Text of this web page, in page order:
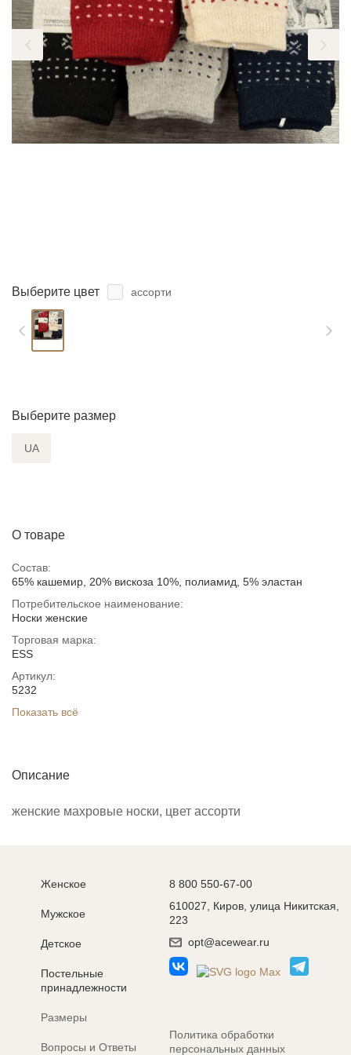
Выберите цвет ассорти
Выберите размер
UA
О товаре
Состав:
65% кашемир, 20% вискоза 10%, полиамид, 5% эластан
Потребительское наименование:
Носки женские
Торговая марка:
ESS
Артикул:
5232
Показать всё
Описание
женские махровые носки, цвет ассорти
Женское
Мужское
Детское
Постельные
принадлежности
Размеры
Вопросы и Ответы
8 800 550-67-00
610027, Киров, улица Никитская,
223
opt@acewear.ru
Политика обработки
персональных данных